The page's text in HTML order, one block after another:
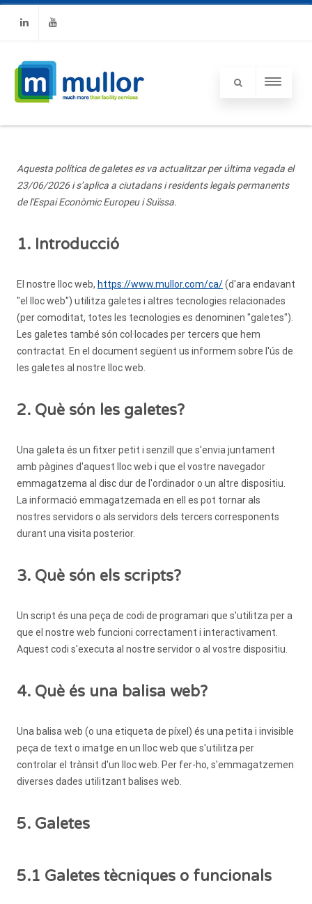
LinkedinYoutube
Aquesta política de galetes es va actualitzar per última vegada el
23/06/2026 i s’aplica a ciutadans i residents legals permanents
de l'Espai Econòmic Europeu i Suïssa.
1. Introducció
El nostre lloc web, https://www.mullor.com/ca/(d'ara endavant
"el lloc web") utilitza galetes i altres tecnologies relacionades
(per comoditat, totes les tecnologies es denominen "galetes").
Les galetes també són col·locades per tercers que hem
contractat. En el document següent us informem sobre l'ús de
les galetes al nostre lloc web.
2. Què són les galetes?
Una galeta és un fitxer petit i senzill que s'envia juntament
amb pàgines d'aquest lloc web i que el vostre navegador
emmagatzema al disc dur de l'ordinador o un altre dispositiu.
La informació emmagatzemada en ell es pot tornar als
nostres servidors o als servidors dels tercers corresponents
durant una visita posterior.
3. Què són els scripts?
Un script és una peça de codi de programari que s'utilitza per a
que el nostre web funcioni correctament i interactivament.
Aquest codi s'executa al nostre servidor o al vostre dispositiu.
4. Què és una balisa web?
Una balisa web (o una etiqueta de píxel) és una petita i invisible
peça de text o imatge en un lloc web que s'utilitza per
controlar el trànsit d'un lloc web. Per fer-ho, s'emmagatzemen
diverses dades utilitzant balises web.
5. Galetes
5.1 Galetes tècniques o funcionals